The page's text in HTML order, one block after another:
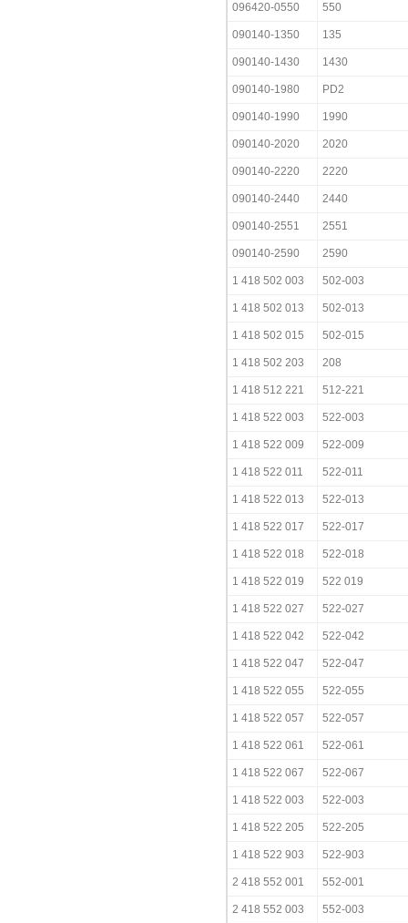
096420-0550 550
090140-1350 135
090140-1430 1430
090140-1980 PD2
090140-1990 1990
090140-2020 2020
090140-2220 2220
090140-2440 2440
090140-2551 2551
090140-2590 2590
1 418 502 003 502-003
1 418 502 013 502-013
1 418 502 015 502-015
1 418 502 203 208
1 418 512 221 512-221
1 418 522 003 522-003
1 418 522 009 522-009
1 418 522 011 522-011
1 418 522 013 522-013
1 418 522 017 522-017
1 418 522 018 522-018
1 418 522 019 522 019
1 418 522 027 522-027
1 418 522 042 522-042
1 418 522 047 522-047
1 418 522 055 522-055
1 418 522 057 522-057
1 418 522 061 522-061
1 418 522 067 522-067
1 418 522 003 522-003
1 418 522 205 522-205
1 418 522 903 522-903
2 418 552 001 552-001
2 418 552 003 552-003